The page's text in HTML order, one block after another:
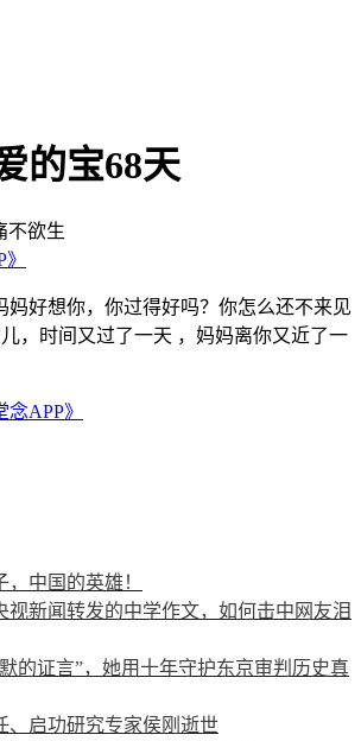
的宝68天
不欲生
妈好想你，你过得好吗？你怎么还不来见
，时间又过了一天 ，妈妈离你又近了一
念APP》
中国的英雄！
视新闻转发的中学作文，如何击中网友泪
的证言”，她用十年守护东京审判历史真
、启功研究专家侯刚逝世